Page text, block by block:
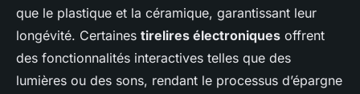
que le plastique et la céramique, garantissant leur
longévité. Certaines tirelires électroniques offrent
des fonctionnalités interactives telles que des
lumières ou des sons, rendant le processus d’épargne